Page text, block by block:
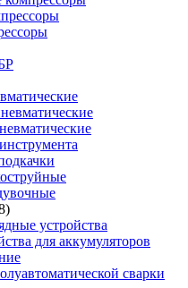
устройства
для аккумуляторов
сварки